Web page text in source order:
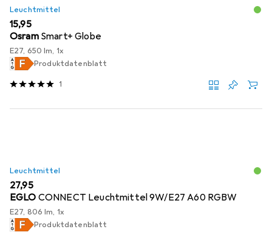
Leuchtmittel
EUR
15,95
Osram Smart+ Globe
E27, 650 lm, 1x
Produktdatenblatt
1
Leuchtmittel
EUR
27,95
EGLO CONNECT Leuchtmittel 9W/E27 A60 RGBW
E27, 806 lm, 1x
Produktdatenblatt